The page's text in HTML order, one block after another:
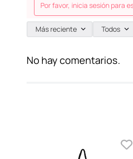
Por favor, inicia sesión para
Más reciente Todos
No hay comentarios.